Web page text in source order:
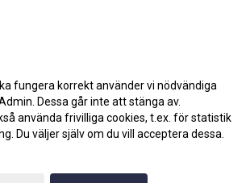
Gå till Webbversion
fungera korrekt använder vi nödvändiga
Dessa går inte att stänga av.
använda frivilliga cookies, t.ex. för statistik
Du väljer själv om du vill acceptera dessa.